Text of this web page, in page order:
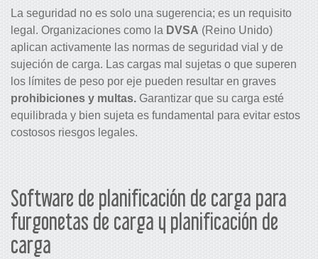
La seguridad no es solo una sugerencia; es un requisito
legal. Organizaciones como la DVSA (Reino Unido)
aplican activamente las normas de seguridad vial y de
sujeción de carga. Las cargas mal sujetas o que superen
los límites de peso por eje pueden resultar en graves
prohibiciones y multas. Garantizar que su carga esté
equilibrada y bien sujeta es fundamental para evitar estos
costosos riesgos legales.
Software de planificación de carga para
furgonetas de carga y planificación de
carga